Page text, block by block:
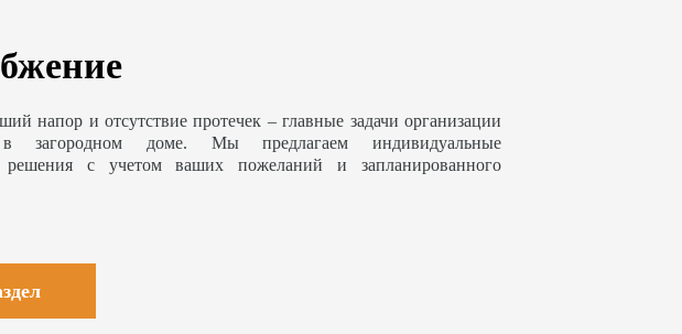
напор и отсутствие протечек – главные задачи организации
в загородном доме. Мы предлагаем индивидуальные
решения с учетом ваших пожеланий и запланированного